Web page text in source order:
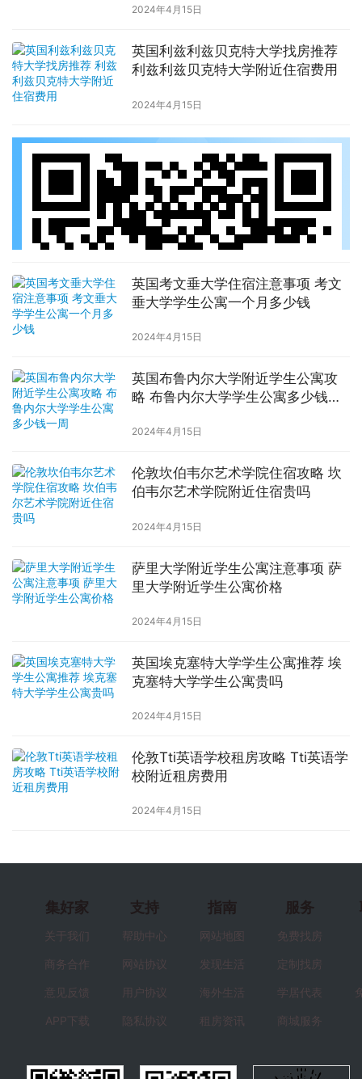
2024年4月15日
英国利兹利兹贝克特大学找房推荐
利兹利兹贝克特大学附近住宿费用
2024年4月15日
英国考文垂大学住宿注意事项 考文
垂大学学生公寓一个月多少钱
2024年4月15日
英国布鲁内尔大学附近学生公寓攻
略 布鲁内尔大学学生公寓多少钱一
2024年4月15日
伦敦坎伯韦尔艺术学院住宿攻略 坎
伯韦尔艺术学院附近住宿贵吗
2024年4月15日
萨里大学附近学生公寓注意事项 萨
里大学附近学生公寓价格
2024年4月15日
英国埃克塞特大学学生公寓推荐 埃
克塞特大学学生公寓贵吗
2024年4月15日
伦敦Tti英语学校租房攻略 Tti英语学
校附近租房费用
2024年4月15日
集好家
关于我们
商务合作
意见反馈
APP下载
支持
帮助中心
网站协议
用户协议
隐私协议
指南
网站地图
发现生活
海外生活
租房资讯
服务
免费找房
定制找房
学居代表
商城服务